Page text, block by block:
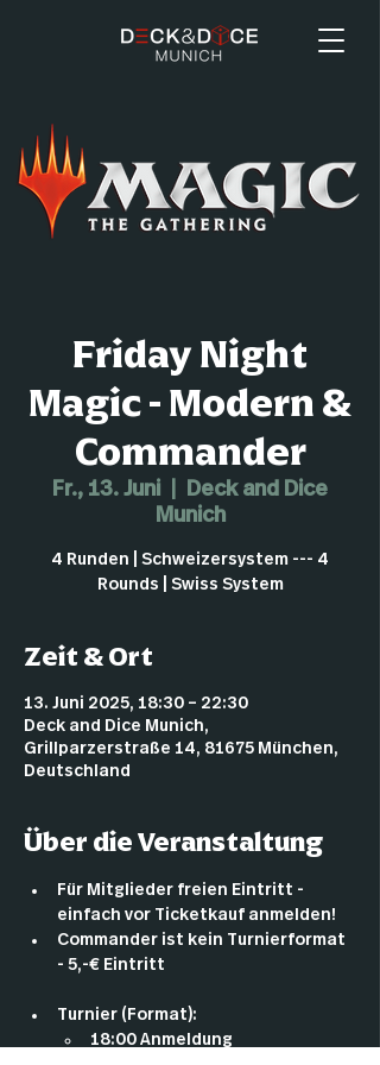
Friday Night
Magic - Modern &
Commander
Fr., 13. Juni
Deck and Dice
Munich
4 Runden | Schweizersystem --- 4
Rounds | Swiss System
Zeit & Ort
13. Juni 2025, 18:30 – 22:30
Deck and Dice Munich,
Grillparzerstraße 14, 81675 München,
Deutschland
Über die Veranstaltung
Für Mitglieder freien Eintritt -
einfach vor Ticketkauf anmelden!
Commander ist kein Turnierformat
- 5,-€ Eintritt
Turnier (Format):
18:00 Anmeldung